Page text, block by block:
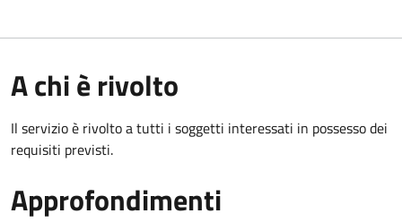
A chi è rivolto
Il servizio è rivolto a tutti i soggetti interessati in possesso dei
requisiti previsti.
Approfondimenti